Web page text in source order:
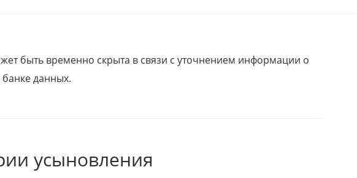
быть временно скрыта в связи с уточнением информации о
данных.
усыновления